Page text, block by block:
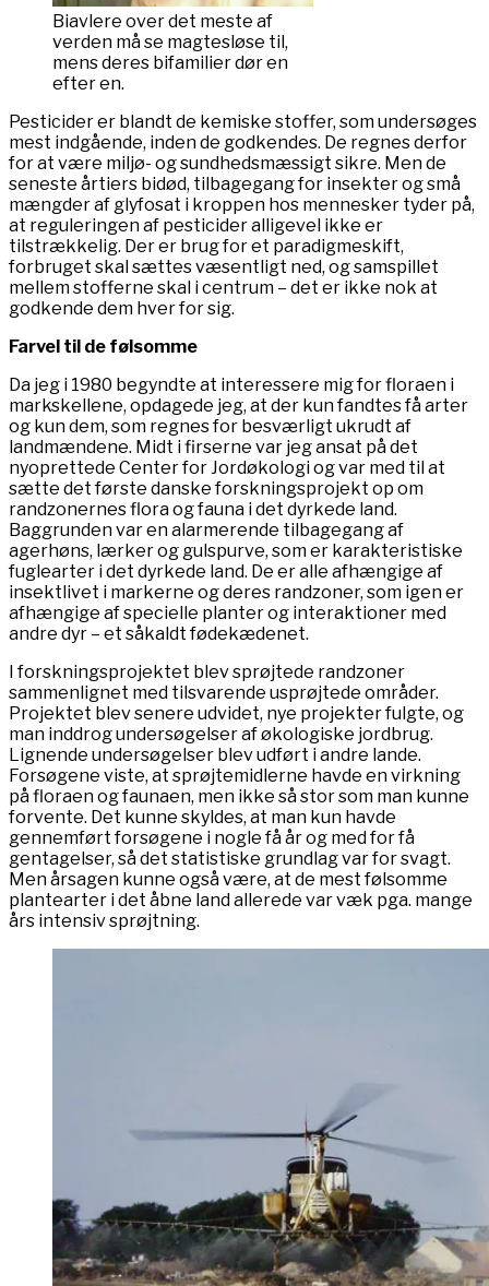
Biavlere over det meste af
verden må se magtesløse til,
mens deres bifamilier dør en
efter en.
Pesticider er blandt de kemiske stoffer, som undersøges
mest indgående, inden de godkendes. De regnes derfor
for at være miljø- og sundhedsmæssigt sikre. Men de
seneste årtiers bidød, tilbagegang for insekter og små
mængder af glyfosat i kroppen hos mennesker tyder på,
at reguleringen af pesticider alligevel ikke er
tilstrækkelig. Der er brug for et paradigmeskift,
forbruget skal sættes væsentligt ned, og samspillet
mellem stofferne skal i centrum – det er ikke nok at
godkende dem hver for sig.
Farvel til de følsomme
Da jeg i 1980 begyndte at interessere mig for floraen i
markskellene, opdagede jeg, at der kun fandtes få arter
og kun dem, som regnes for besværligt ukrudt af
landmændene. Midt i firserne var jeg ansat på det
nyoprettede Center for Jordøkologi og var med til at
sætte det første danske forskningsprojekt op om
randzonernes flora og fauna i det dyrkede land.
Baggrunden var en alarmerende tilbagegang af
agerhøns, lærker og gulspurve, som er karakteristiske
fuglearter i det dyrkede land. De er alle afhængige af
insektlivet i markerne og deres randzoner, som igen er
afhængige af specielle planter og interaktioner med
andre dyr – et såkaldt fødekædenet.
I forskningsprojektet blev sprøjtede randzoner
sammenlignet med tilsvarende usprøjtede områder.
Projektet blev senere udvidet, nye projekter fulgte, og
man inddrog undersøgelser af økologiske jordbrug.
Lignende undersøgelser blev udført i andre lande.
Forsøgene viste, at sprøjtemidlerne havde en virkning
på floraen og faunaen, men ikke så stor som man kunne
forvente. Det kunne skyldes, at man kun havde
gennemført forsøgene i nogle få år og med for få
gentagelser, så det statistiske grundlag var for svagt.
Men årsagen kunne også være, at de mest følsomme
plantearter i det åbne land allerede var væk pga. mange
års intensiv sprøjtning.